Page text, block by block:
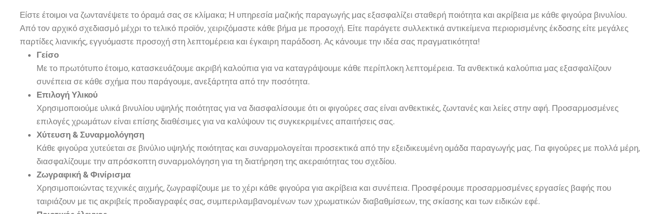
Είστε έτοιμοι να ζωντανέψετε το όραμά σας σε κλίμακα; Η υπηρεσία μαζικής παραγωγής μας εξασφαλίζει σταθερή ποιότητα και ακρίβεια με κάθε φιγούρα βινυλίου.
Από τον αρχικό σχεδιασμό μέχρι το τελικό προϊόν, χειριζόμαστε κάθε βήμα με προσοχή. Είτε παράγετε συλλεκτικά αντικείμενα περιορισμένης έκδοσης είτε μεγάλες
παρτίδες λιανικής, εγγυόμαστε προσοχή στη λεπτομέρεια και έγκαιρη παράδοση. Ας κάνουμε την ιδέα σας πραγματικότητα!
Γείσο
Με το πρωτότυπο έτοιμο, κατασκευάζουμε ακριβή καλούπια για να καταγράψουμε κάθε περίπλοκη λεπτομέρεια. Τα ανθεκτικά καλούπια μας εξασφαλίζουν
συνέπεια σε κάθε σχήμα που παράγουμε, ανεξάρτητα από την ποσότητα.
Επιλογή Υλικού
Χρησιμοποιούμε υλικά βινυλίου υψηλής ποιότητας για να διασφαλίσουμε ότι οι φιγούρες σας είναι ανθεκτικές, ζωντανές και λείες στην αφή. Προσαρμοσμένες
επιλογές χρωμάτων είναι επίσης διαθέσιμες για να καλύψουν τις συγκεκριμένες απαιτήσεις σας.
Χύτευση & Συναρμολόγηση
Κάθε φιγούρα χυτεύεται σε βινύλιο υψηλής ποιότητας και συναρμολογείται προσεκτικά από την εξειδικευμένη ομάδα παραγωγής μας. Για φιγούρες με πολλά μέρη,
διασφαλίζουμε την απρόσκοπτη συναρμολόγηση για τη διατήρηση της ακεραιότητας του σχεδίου.
Ζωγραφική & Φινίρισμα
Χρησιμοποιώντας τεχνικές αιχμής, ζωγραφίζουμε με το χέρι κάθε φιγούρα για ακρίβεια και συνέπεια. Προσφέρουμε προσαρμοσμένες εργασίες βαφής που
ταιριάζουν με τις ακριβείς προδιαγραφές σας, συμπεριλαμβανομένων των χρωματικών διαβαθμίσεων, της σκίασης και των ειδικών εφέ.